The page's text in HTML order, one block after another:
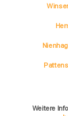
Weitere